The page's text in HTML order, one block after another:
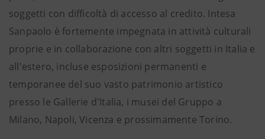
soggetti con difficoltà di accesso al credito. Intesa
Sanpaolo è fortemente impegnata in attività culturali
proprie e in collaborazione con altri soggetti in Italia e
all'estero, incluse esposizioni permanenti e
temporanee del suo vasto patrimonio artistico
presso le Gallerie d'Italia, i musei del Gruppo a
Milano, Napoli, Vicenza e prossimamente Torino.